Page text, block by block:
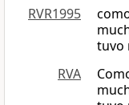
RVR1995
tuvo
RVA